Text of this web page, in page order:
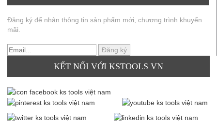
Đăng ký để nhận thông tin sản phẩm mới, chương trình khuyến
mãi.
KẾT NỐI VỚI KSTOOLS VN